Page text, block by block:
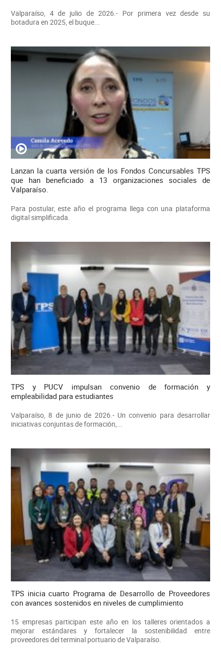
Valparaíso, 4 de julio de 2026.- Por primera vez desde su
botadura en 2025, el buque...
Lanzan la cuarta versión de los Fondos Concursables TPS
que han beneficiado a 13 organizaciones sociales de
Valparaíso.
Para postular, este año el programa llega con una plataforma
digital simplificada.
TPS y PUCV impulsan convenio de formación y
empleabilidad para estudiantes
Valparaíso, 8 de junio de 2026.- Un convenio para desarrollar
iniciativas conjuntas de formación,...
TPS inicia cuarto Programa de Desarrollo de Proveedores
con avances sostenidos en niveles de cumplimiento
15 empresas participan este año en los talleres orientados a
mejorar estándares y fortalecer la sostenibilidad entre
proveedores del terminal portuario de Valparaíso.